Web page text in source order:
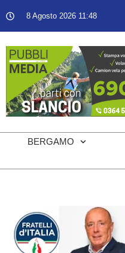
8 Agosto 2026 11:48
BERGAMO